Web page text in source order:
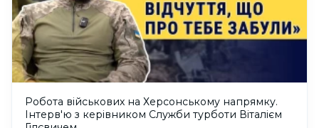
Робота військових на Херсонському напрямку.
Інтерв'ю з керівником Служби турботи Віталієм